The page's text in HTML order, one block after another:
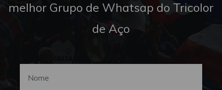
melhor Grupo de Whatsap do Tricolor
de Aço